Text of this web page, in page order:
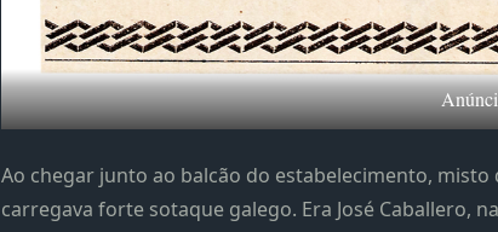
Ao chegar junto ao balcão do estabelecimento,
carregava forte sotaque galego. Era José Caballero,